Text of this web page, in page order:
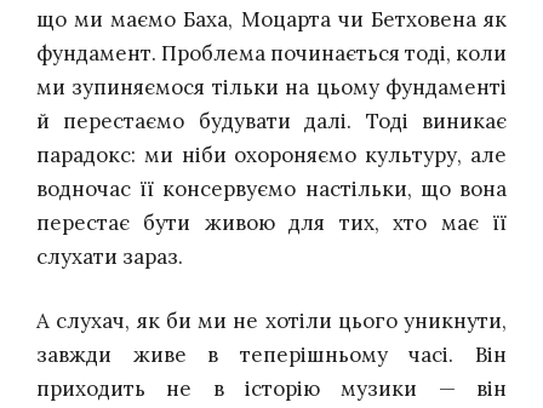
що ми маємо Баха, Моцарта чи Бетховена як
фундамент. Проблема починається тоді, коли
ми зупиняємося тільки на цьому фундаменті
й перестаємо будувати далі. Тоді виникає
парадокс: ми ніби охороняємо культуру, але
водночас її консервуємо настільки, що вона
перестає бути живою для тих, хто має її
слухати зараз.
А слухач, як би ми не хотіли цього уникнути,
завжди живе в теперішньому часі. Він
приходить не в історію музики — він